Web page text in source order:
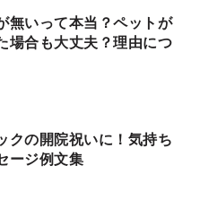
無いって本当？ペットが
場合も大丈夫？理由につ
クの開院祝いに！気持ち
ージ例文集